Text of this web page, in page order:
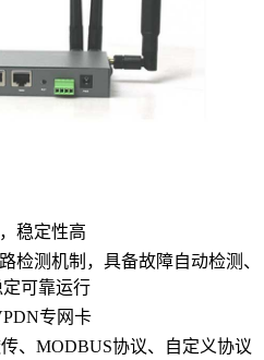
稳定性高
检测机制，具备故障自动检测、
可靠运行
专网卡
、MODBUS协议、自定义协议